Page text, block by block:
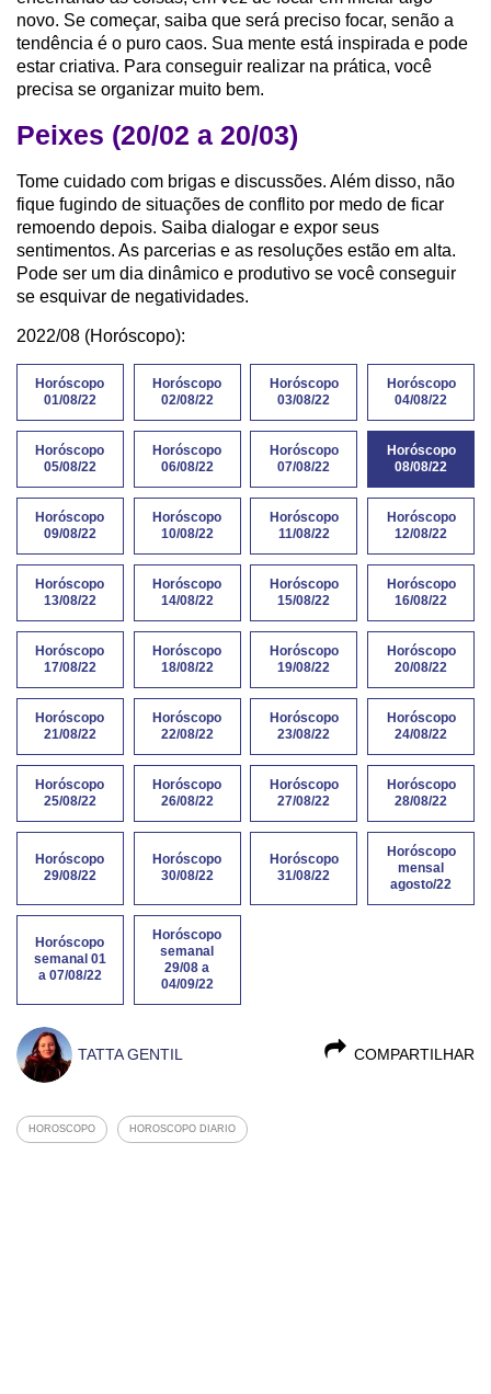
novo. Se começar, saiba que será preciso focar, senão a
tendência é o puro caos. Sua mente está inspirada e pode
estar criativa. Para conseguir realizar na prática, você
precisa se organizar muito bem.
Peixes (20/02 a 20/03)
Tome cuidado com brigas e discussões. Além disso, não
fique fugindo de situações de conflito por medo de ficar
remoendo depois. Saiba dialogar e expor seus
sentimentos. As parcerias e as resoluções estão em alta.
Pode ser um dia dinâmico e produtivo se você conseguir
se esquivar de negatividades.
2022/08 (Horóscopo):
Horóscopo
01/08/22
Horóscopo
02/08/22
Horóscopo
03/08/22
Horóscopo
04/08/22
Horóscopo
05/08/22
Horóscopo
06/08/22
Horóscopo
07/08/22
Horóscopo
08/08/22
Horóscopo
09/08/22
Horóscopo
10/08/22
Horóscopo
11/08/22
Horóscopo
12/08/22
Horóscopo
13/08/22
Horóscopo
14/08/22
Horóscopo
15/08/22
Horóscopo
16/08/22
Horóscopo
17/08/22
Horóscopo
18/08/22
Horóscopo
19/08/22
Horóscopo
20/08/22
Horóscopo
21/08/22
Horóscopo
22/08/22
Horóscopo
23/08/22
Horóscopo
24/08/22
Horóscopo
25/08/22
Horóscopo
26/08/22
Horóscopo
27/08/22
Horóscopo
28/08/22
Horóscopo
29/08/22
Horóscopo
30/08/22
Horóscopo
31/08/22
Horóscopo
mensal
agosto/22
Horóscopo
semanal 01
a 07/08/22
Horóscopo
semanal
29/08 a
04/09/22
COMPARTILHAR
TATTA GENTIL
HOROSCOPO HOROSCOPO DIARIO